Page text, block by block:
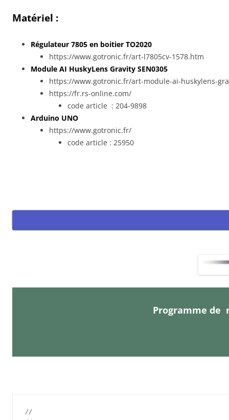
Matériel :
Régulateur 7805 en boitier TO2020
https://www.gotronic.fr/art-l7805cv-1578.htm
Module AI HuskyLens Gravity SEN0305
https://www.gotronic.fr/art-module-ai-huskylens-
https://fr.rs-online.com/
code article : 204-9898
Arduino UNO
https://www.gotronic.fr/
code article : 25950
Programme de
//